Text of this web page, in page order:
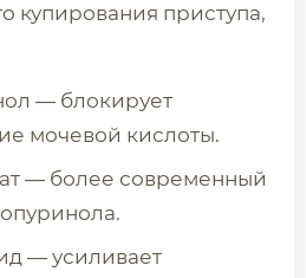
купирования приступа,
— блокирует
мочевой кислоты.
— более современный
— усиливает